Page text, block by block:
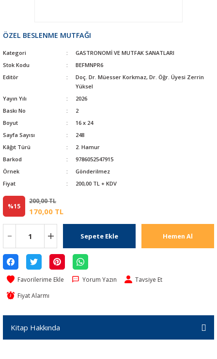
ÖZEL BESLENME MUTFAĞI
Kategori
GASTRONOMİ VE MUTFAK SANATLARI
Stok Kodu
BEFMNPR6
Editör
Doç. Dr. Müesser Korkmaz, Dr. Öğr. Üyesi Zerrin
Yüksel
Yayın Yılı
2026
Baskı No
2
Boyut
16 x 24
Sayfa Sayısı
248
Kâğıt Türü
2. Hamur
Barkod
9786052547915
Örnek
Gönderilmez
Fiyat
200,00 TL + KDV
%15
200,00 TL
170,00 TL
Sepete Ekle Hemen Al
Yorum Yazın Tavsiye Et
Fiyat Alarmı
Kitap Hakkında